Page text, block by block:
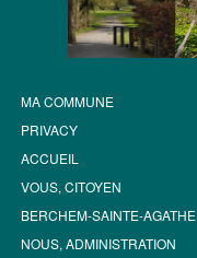
MA COMMUNE
PRIVACY
ACCUEIL
VOUS, CITOYEN
BERCHEM-SAINTE-AGATHE
NOUS, ADMINISTRATION